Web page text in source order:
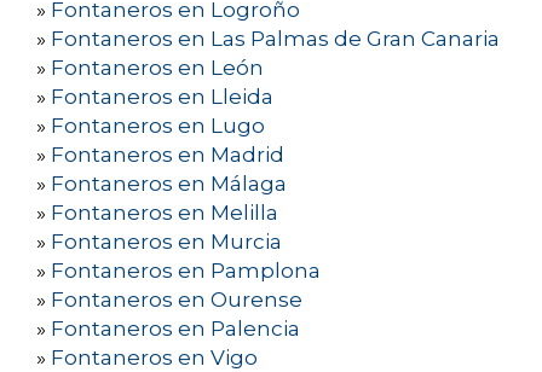
» Fontaneros en Logroño
» Fontaneros en Las Palmas de Gran Canaria
» Fontaneros en León
» Fontaneros en Lleida
» Fontaneros en Lugo
» Fontaneros en Madrid
» Fontaneros en Málaga
» Fontaneros en Melilla
» Fontaneros en Murcia
» Fontaneros en Pamplona
» Fontaneros en Ourense
» Fontaneros en Palencia
» Fontaneros en Vigo